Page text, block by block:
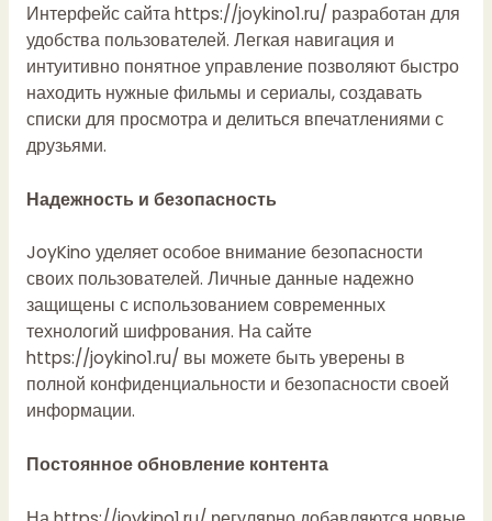
Интерфейс сайтаhttps://joykino1.ru/ разработан для
удобства пользователей. Легкая навигация и
интуитивно понятное управление позволяют быстро
находить нужные фильмы и сериалы, создавать
списки для просмотра и делиться впечатлениями с
друзьями.
Надежность и безопасность
JoyKino уделяет особое внимание безопасности
своих пользователей. Личные данные надежно
защищены с использованием современных
технологий шифрования. На сайте
https://joykino1.ru/ вы можете быть уверены в
полной конфиденциальности и безопасности своей
информации.
Постоянное обновление контента